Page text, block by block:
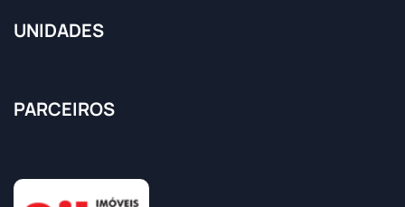
UNIDADES
PARCEIROS